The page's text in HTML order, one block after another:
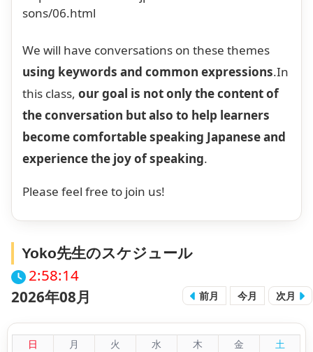
sons/06.html
We will have conversations on these themes
using keywords and common expressions.In
this class, our goal is not only the content of
the conversation but also to help learners
become comfortable speaking Japanese and
experience the joy of speaking.
Please feel free to join us!
Yoko先生のスケジュール
2:58:14
2026年08月
前月 今月 次月
日 月 火 水 木 金 土